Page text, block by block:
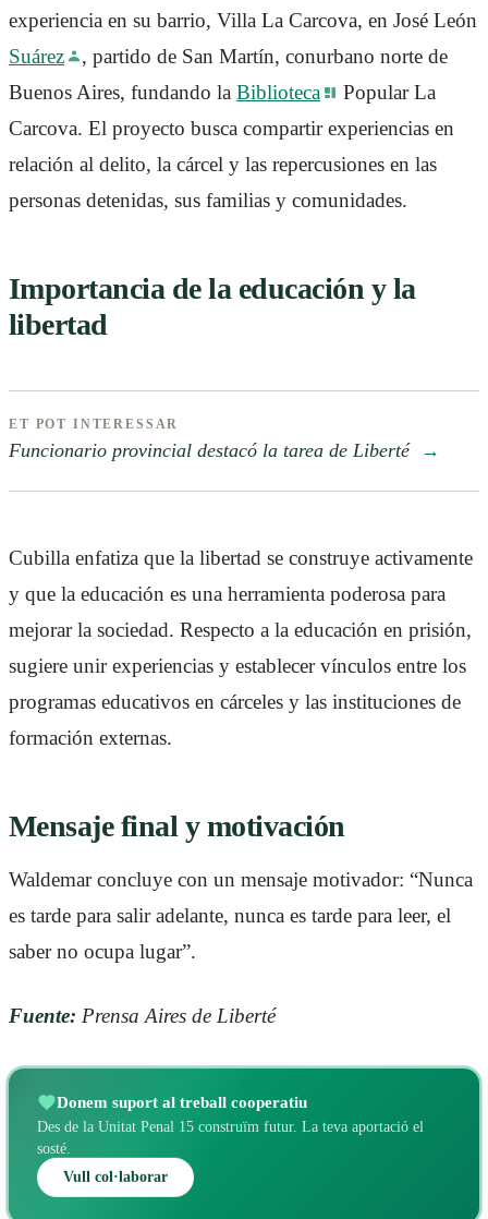
experiencia en su barrio, Villa La Carcova, en José León
Suárez
, partido de San Martín, conurbano norte de
Buenos Aires, fundando la Biblioteca
Popular La
Carcova. El proyecto busca compartir experiencias en
relación al delito, la cárcel y las repercusiones en las
personas detenidas, sus familias y comunidades.
Importancia de la educación y la
libertad
ET POT INTERESSAR
Funcionario provincial destacó la tarea de Liberté →
Cubilla enfatiza que la libertad se construye activamente
y que la educación es una herramienta poderosa para
mejorar la sociedad. Respecto a la educación en prisión,
sugiere unir experiencias y establecer vínculos entre los
programas educativos en cárceles y las instituciones de
formación externas.
Mensaje final y motivación
Waldemar concluye con un mensaje motivador: “Nunca
es tarde para salir adelante, nunca es tarde para leer, el
saber no ocupa lugar”.
Fuente: Prensa Aires de Liberté
Donem suport al treball cooperatiu
Des de la Unitat Penal 15 construïm futur. La teva aportació el
sosté.
Vull col·laborar